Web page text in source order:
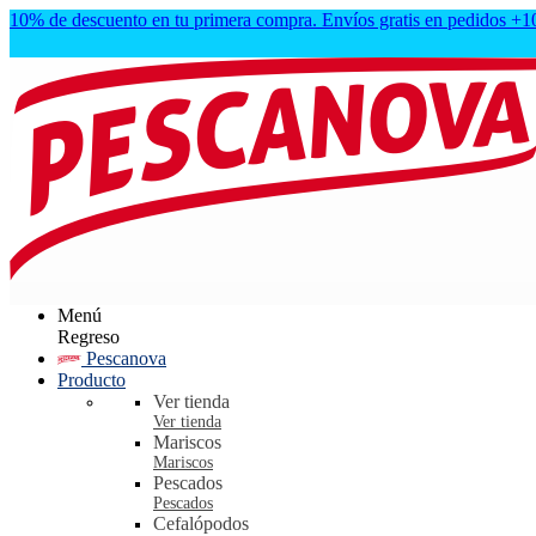
10% de descuento en tu primera compra. Envíos gratis en pedidos
Menú
Regreso
Pescanova
Producto
Ver tienda
Ver tienda
Mariscos
Mariscos
Pescados
Pescados
Cefalópodos